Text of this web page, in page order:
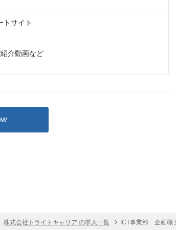
トサイト
介動画など
株式会社トライトキャリア の求人一覧 ICT事業部 企画職